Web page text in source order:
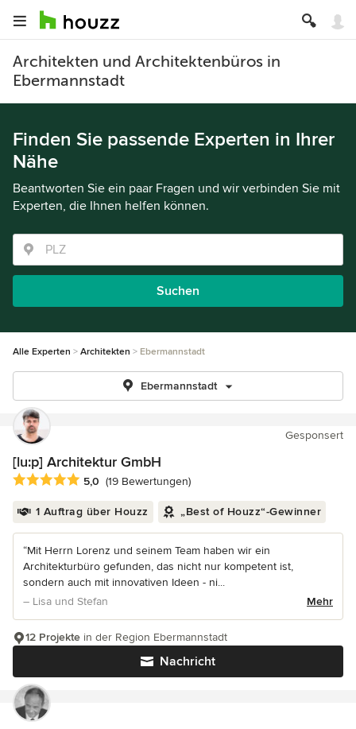
Architekten und Architektenbüros in
Ebermannstadt
Finden Sie passende Experten in Ihrer
Nähe
Beantworten Sie ein paar Fragen und wir verbinden Sie mit
Experten, die Ihnen helfen können.
Suchen
Alle Experten Architekten Ebermannstadt
Ebermannstadt
Gesponsert
[lu:p] Architektur GmbH
Durchschnittliche Bewertung: 5 von 5 Sternen
5,0 (19 Bewertungen)
1 Auftrag über Houzz „Best of Houzz“-Gewinner
“Mit Herrn Lorenz und seinem Team haben wir ein
Architekturbüro gefunden, das nicht nur kompetent ist,
sondern auch mit innovativen Ideen - ni...
– Lisa und Stefan
Mehr
Nachricht
12 Projekte in der Region Ebermannstadt